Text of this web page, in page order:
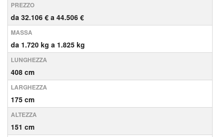
PREZZO
da 32.106 € a 44.506 €
MASSA
da 1.720 kg a 1.825 kg
LUNGHEZZA
408 cm
LARGHEZZA
175 cm
ALTEZZA
151 cm